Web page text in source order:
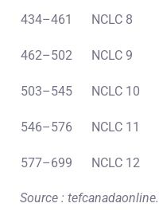
434–461 NCLC 8
462–502 NCLC 9
503–545 NCLC 10
546–576 NCLC 11
577–699 NCLC 12
Source :